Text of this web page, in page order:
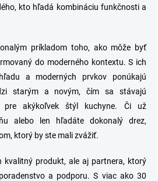
kto hľadá kombináciu funkčnosti a
príkladom toho, ako môže byť
do moderného kontextu. S ich
a moderných prvkov ponúkajú
starým a novým, čím sa stávajú
pre akýkoľvek štýl kuchyne. Či už
alebo len hľadáte dokonalý drez,
ktorý by ste mali zvážiť.
kvalitný produkt, ale aj partnera, ktorý
a podporu. S viac ako 30